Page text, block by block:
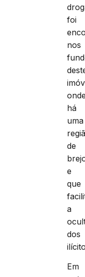
foi
nos
há
uma
de
e
que
a
dos
Em